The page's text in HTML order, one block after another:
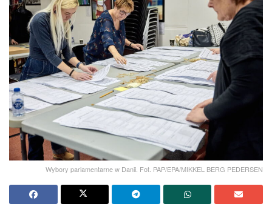
Wybory parlamentarne w Danii. Fot. PAP/EPA/MIKKEL BERG PEDERSEN